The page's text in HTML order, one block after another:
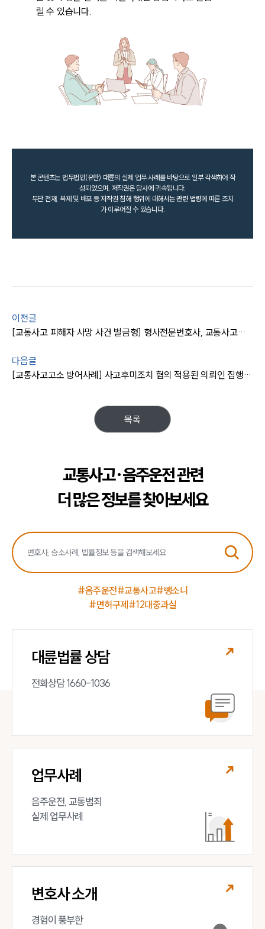
릴 수 있습니다.
본 콘텐츠는 법무법인(유한) 대륜의 실제 업무 사례를 바탕으로 일부 각색하여 작
성되었으며, 저작권은 당사에 귀속됩니다.
무단 전재, 복제 및 배포 등 저작권 침해 행위에 대해서는 관련 법령에 따른 조치
가 이루어질 수 있습니다.
이전글
[교통사고 피해자 사망 사건 벌금형] 형사전문변호사, 교통사고피해보상 등 참작 받을 수 있도록 조력
다음글
[교통사고고소 방어사례] 사고후미조치 혐의 적용된 의뢰인 집행유예 방어
목록
교통사고·음주운전 관련
더 많은 정보를 찾아보세요
#음주운전#교통사고#뺑소니
#면허구제#12대중과실
대륜법률 상담
전화상담 1660-1036
업무사례
음주운전, 교통범죄
실제 업무사례
변호사 소개
경험이 풍부한